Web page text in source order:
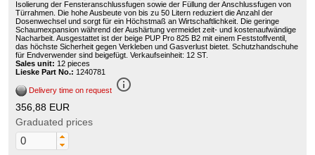
Isolierung der Fensteranschlussfugen sowie der Füllung der Anschlussfugen von
Türrahmen. Die hohe Ausbeute von bis zu 50 Litern reduziert die Anzahl der
Dosenwechsel und sorgt für ein Höchstmaß an Wirtschaftlichkeit. Die geringe
Schaumexpansion während der Aushärtung vermeidet zeit- und kostenaufwändige
Nacharbeit. Ausgestattet ist der beige PUP Pro 825 B2 mit einem Feststoffventil,
das höchste Sicherheit gegen Verkleben und Gasverlust bietet. Schutzhandschuhe
für Endverwender sind beigefügt. Verkaufseinheit: 12 ST.
Sales unit: 12 pieces
Lieske Part No.: 1240781
Delivery time on request info_outline
356,88 EUR
Graduated prices